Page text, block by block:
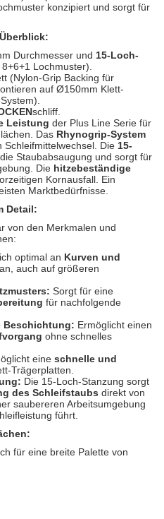
konzipiert und sorgt für
Durchmesser und 15-Loch-
Lochmuster).
(Nylon-Grip Backing für
auf Ø150mm Klett-
schliff.
Leistung der Plus Line Serie für
Das Rhynogrip-System
Die 15-
Staubabsaugung und sorgt für
Die hitzebeständige
Kornausfall. Ein
Marktbedürfnisse.
Detail:
von den Merkmalen und
optimal an Kurven und
an, auch auf größeren
Sorgt für eine
für nachfolgende
Beschichtung: Ermöglicht einen
ohne schnelles
eine schnelle und
Trägerplatten.
Die 15-Loch-Stanzung sorgt
des Schleifstaubs direkt von
saubereren Arbeitsumgebung
führt.
für eine breite Palette von